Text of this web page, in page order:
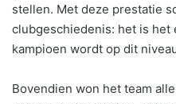
stellen. Met deze prestatie
clubgeschiedenis: het is het
kampioen wordt op dit
Bovendien won het team